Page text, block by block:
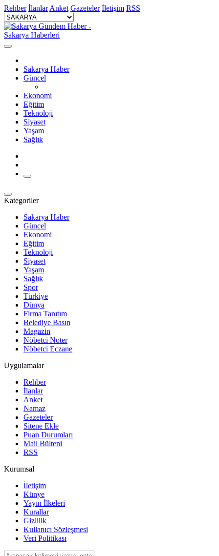
Rehber İlanlar Anket Gazeteler İletişim RSS
Sakarya Haber
Güncel
Ekonomi
Eğitim
Teknoloji
Siyaset
Yaşam
Sağlık
Kategoriler
Sakarya Haber
Güncel
Ekonomi
Eğitim
Teknoloji
Siyaset
Yaşam
Sağlık
Spor
Türkiye
Dünya
Firma Tanıtım
Belediye Basın
Magazin
Nöbetci Noter
Nöbetci Eczane
Uygulamalar
Rehber
İlanlar
Anket
Namaz
Gazeteler
Sitene Ekle
Puan Durumları
Mail Bülteni
RSS
Kurumsal
İletişim
Künye
Yayın İlkeleri
Kurallar
Gizlilik
Kullanıcı Sözleşmesi
Veri Politikası